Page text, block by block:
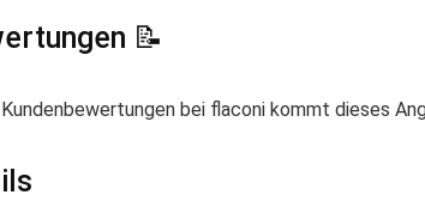
📝
bei flaconi kommt dieses